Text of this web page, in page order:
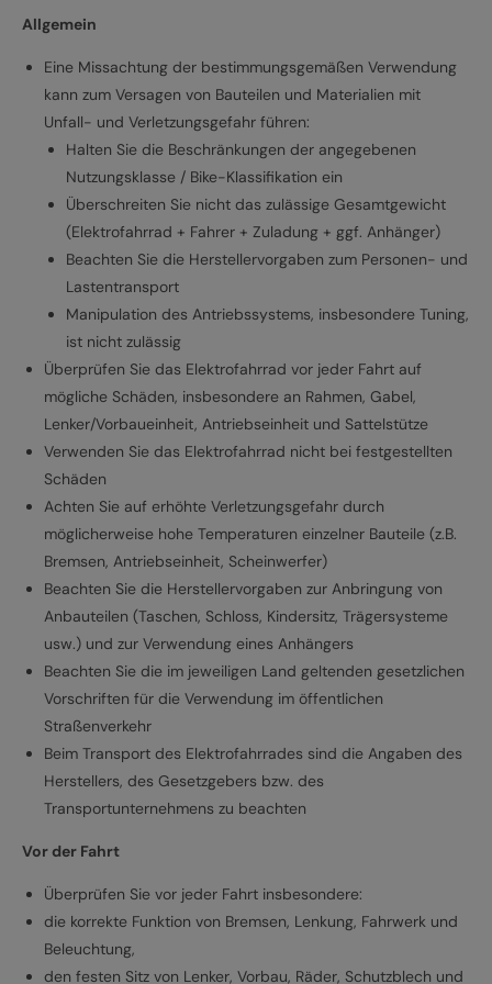
Allgemein
Eine Missachtung der bestimmungsgemäßen Verwendung
kann zum Versagen von Bauteilen und Materialien mit
Unfall- und Verletzungsgefahr führen:
Halten Sie die Beschränkungen der angegebenen
Nutzungsklasse / Bike-Klassifikation ein
Überschreiten Sie nicht das zulässige Gesamtgewicht
(Elektrofahrrad + Fahrer + Zuladung + ggf. Anhänger)
Beachten Sie die Herstellervorgaben zum Personen- und
Lastentransport
Manipulation des Antriebssystems, insbesondere Tuning,
ist nicht zulässig
Überprüfen Sie das Elektrofahrrad vor jeder Fahrt auf
mögliche Schäden, insbesondere an Rahmen, Gabel,
Lenker/Vorbaueinheit, Antriebseinheit und Sattelstütze
Verwenden Sie das Elektrofahrrad nicht bei festgestellten
Schäden
Achten Sie auf erhöhte Verletzungsgefahr durch
möglicherweise hohe Temperaturen einzelner Bauteile (z.B.
Bremsen, Antriebseinheit, Scheinwerfer)
Beachten Sie die Herstellervorgaben zur Anbringung von
Anbauteilen (Taschen, Schloss, Kindersitz, Trägersysteme
usw.) und zur Verwendung eines Anhängers
Beachten Sie die im jeweiligen Land geltenden gesetzlichen
Vorschriften für die Verwendung im öffentlichen
Straßenverkehr
Beim Transport des Elektrofahrrades sind die Angaben des
Herstellers, des Gesetzgebers bzw. des
Transportunternehmens zu beachten
Vor der Fahrt
Überprüfen Sie vor jeder Fahrt insbesondere:
die korrekte Funktion von Bremsen, Lenkung, Fahrwerk und
Beleuchtung,
den festen Sitz von Lenker, Vorbau, Räder, Schutzblech und